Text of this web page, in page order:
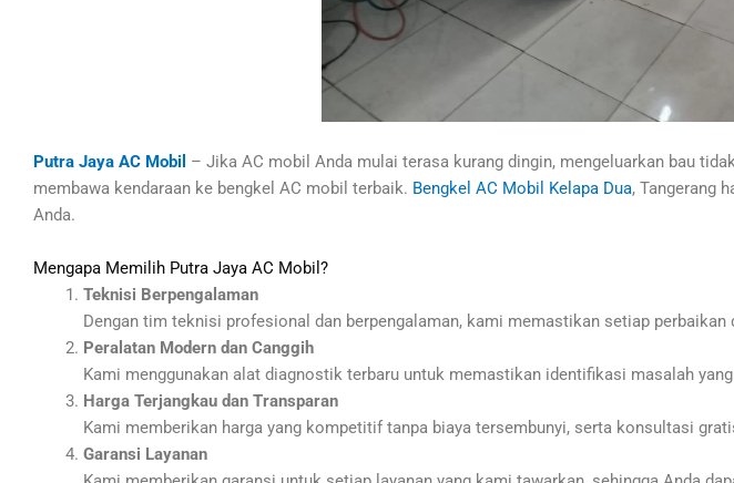
Putra Jaya AC Mobil – Jika AC mobil Anda mulai terasa kurang dingin, mengeluarkan bau
membawa kendaraan ke bengkel AC mobil terbaik. Bengkel AC Mobil Kelapa Dua, Tangerang
Anda.
Mengapa Memilih Putra Jaya AC Mobil?
Teknisi Berpengalaman
Dengan tim teknisi profesional dan berpengalaman, kami memastikan setiap
Peralatan Modern dan Canggih
Kami menggunakan alat diagnostik terbaru untuk memastikan identifikasi masalah
Harga Terjangkau dan Transparan
Kami memberikan harga yang kompetitif tanpa biaya tersembunyi, serta konsultasi
Garansi Layanan